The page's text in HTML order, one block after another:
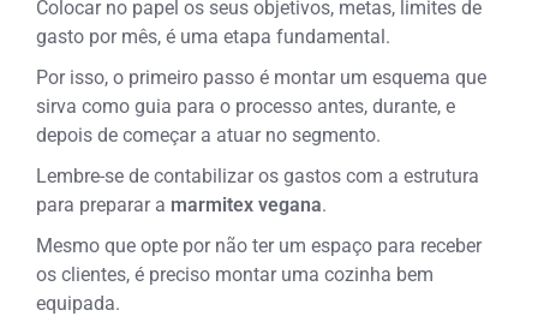
Colocar no papel os seus objetivos, metas, limites de
gasto por mês, é uma etapa fundamental.
Por isso, o primeiro passo é montar um esquema que
sirva como guia para o processo antes, durante, e
depois de começar a atuar no segmento.
Lembre-se de contabilizar os gastos com a estrutura
para preparar a marmitex vegana.
Mesmo que opte por não ter um espaço para receber
os clientes, é preciso montar uma cozinha bem
equipada.